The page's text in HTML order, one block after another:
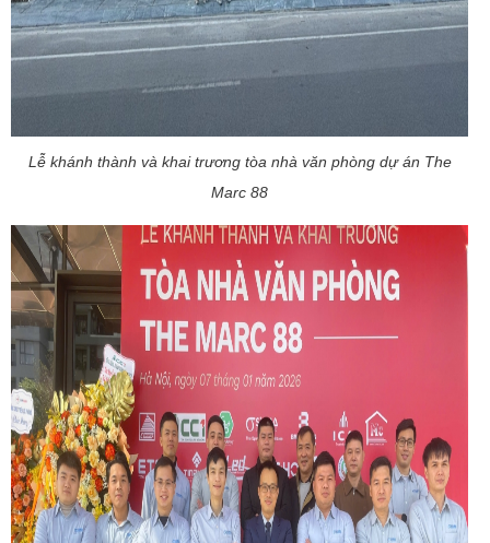
Lễ khánh thành và khai trương tòa nhà văn phòng dự án The
Marc 88